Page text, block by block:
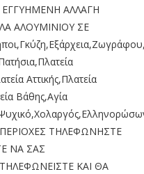
ΕΓΓΥΗΜΕΝΗ ΑΛΛΑΓΗ
ΑΛΟΥΜΙΝΙΟΥ ΣΕ
Αττικής,Πλατεία
Βάθης,Αγία
ΠΕΡΙΟΧΕΣ ΤΗΛΕΦΩΝΗΣΤΕ
ΝΑ ΣΑΣ
ΚΑΙ ΘΑ